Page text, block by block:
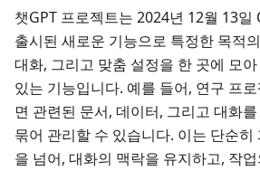
챗GPT 프로젝트는 2024년 12월 13
출시된 새로운 기능으로 특정한 목적
대화, 그리고 맞춤 설정을 한 곳에 모
있는 기능입니다. 예를 들어, 연구 프
면 관련된 문서, 데이터, 그리고 대화
묶어 관리할 수 있습니다. 이는 단순히
을 넘어, 대화의 맥락을 유지하고, 작